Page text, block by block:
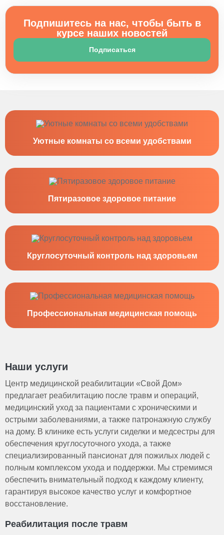
Подпишитесь на нас, чтобы быть в
курсе наших новостей
Подписаться
Уютные комнаты со всеми удобствами
Пятиразовое здоровое питание
Круглосуточный контроль над здоровьем
Профессиональная медицинская помощь
Наши услуги
Центр медицинской реабилитации «Свой Дом»
предлагает реабилитацию после травм и операций,
медицинский уход за пациентами с хроническими и
острыми заболеваниями, а также патронажную службу
на дому. В клинике есть услуги сиделки и медсестры для
обеспечения круглосуточного ухода, а также
специализированный пансионат для пожилых людей с
полным комплексом ухода и поддержки. Мы стремимся
обеспечить внимательный подход к каждому клиенту,
гарантируя высокое качество услуг и комфортное
восстановление.
Реабилитация после травм